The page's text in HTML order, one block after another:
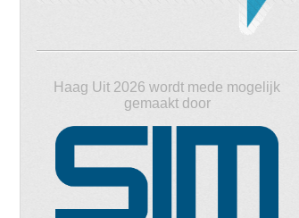
Haag Uit 2026 wordt mede mogelijk
gemaakt door